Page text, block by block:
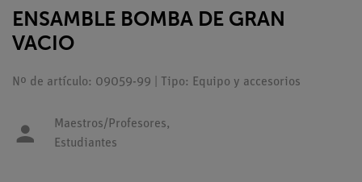
ENSAMBLE BOMBA DE GRAN
VACIO
Nº de artículo: 09059-99 | Tipo: Equipo y accesorios
Maestros/Profesores,
Estudiantes